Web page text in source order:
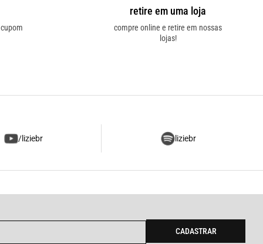
retire em uma loja
compre online e retire em nossas
lojas!
/liziebr liziebr
CADASTRAR